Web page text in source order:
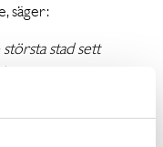
säger:
stad sett
strategi. Det